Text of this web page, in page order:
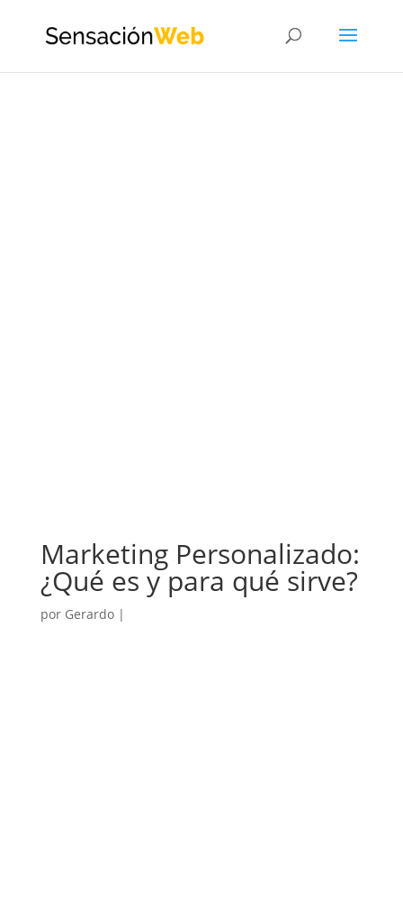
Marketing Personalizado:
¿Qué es y para qué sirve?
por Gerardo|